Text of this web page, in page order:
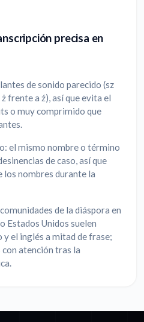
precisa en
de sonido parecido (sz
frente a ź), así que evita el
o muy comprimido que
el mismo nombre o término
de caso, así que
los nombres durante la
de la diáspora en
Estados Unidos suelen
el inglés a mitad de frase;
atención tras la